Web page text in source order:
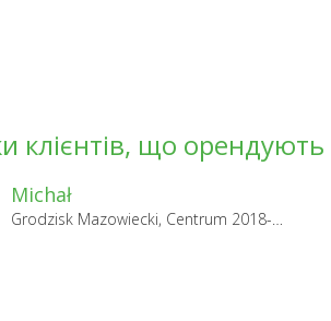
клієнтів, що
Michał